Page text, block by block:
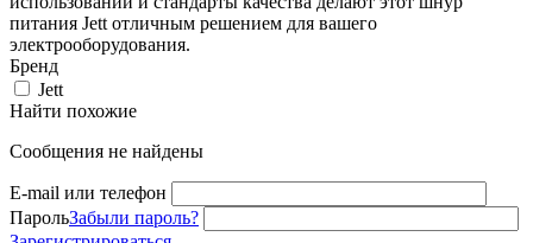
питания Jett отличным решением для вашего
электрооборудования.
Бренд
Jett
Найти похожие
Сообщения не найдены
E-mail или телефон
ПарольЗабыли пароль?